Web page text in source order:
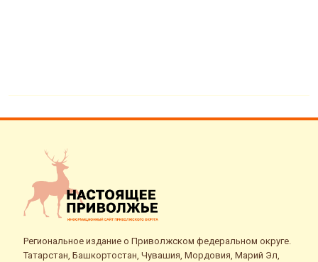
Региональное издание о Приволжском федеральном округе.
Татарстан, Башкортостан, Чувашия, Мордовия, Марий Эл,